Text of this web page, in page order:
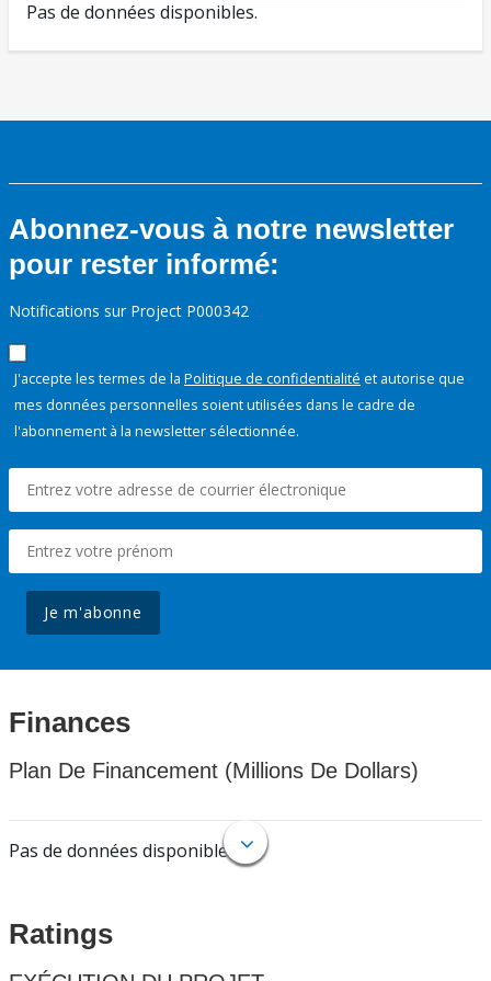
Pas de données disponibles.
Abonnez-vous à notre newsletter
pour rester informé:
Notifications sur Project P000342
J'accepte les termes de la Politique de confidentialité et autorise que
mes données personnelles soient utilisées dans le cadre de
l'abonnement à la newsletter sélectionnée.
Je m'abonne
Finances
Plan De Financement (Millions De Dollars)
Pas de données disponibles.
Ratings